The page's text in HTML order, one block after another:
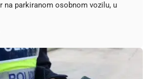
na parkiranom osobnom vozilu, u